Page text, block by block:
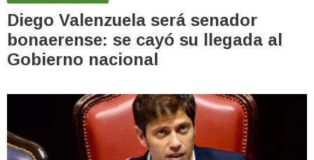
Diego Valenzuela será senador
bonaerense: se cayó su llegada al
Gobierno nacional